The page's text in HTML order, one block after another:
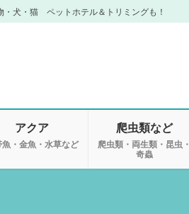
犬・猫 ペットホテル＆トリミングも！
アクア
・金魚・水草など
爬虫類など
爬虫類・両生類・昆虫・
奇蟲